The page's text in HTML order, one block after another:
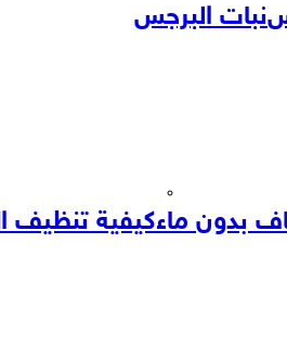
نبات البرجس
بدون ماءكيفية تنظيف